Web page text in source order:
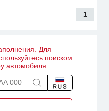
1
Для
поиском
автомобиля.